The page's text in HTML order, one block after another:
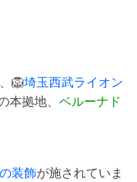
🦁埼玉西武ライオン
拠地、 ベルーナド
装飾が施されていま